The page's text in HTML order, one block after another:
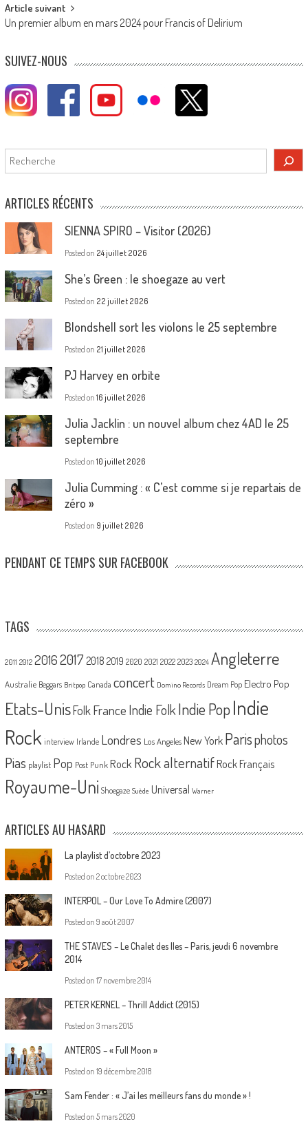
Article suivant
Un premier album en mars 2024 pour Francis of Delirium
SUIVEZ-NOUS
Rechercher
ARTICLES RÉCENTS
SIENNA SPIRO – Visitor (2026)
Posted on 24 juillet 2026
She’s Green : le shoegaze au vert
Posted on 22 juillet 2026
Blondshell sort les violons le 25 septembre
Posted on 21 juillet 2026
PJ Harvey en orbite
Posted on 16 juillet 2026
Julia Jacklin : un nouvel album chez 4AD le 25
septembre
Posted on 10 juillet 2026
Julia Cumming : « C’est comme si je repartais de
zéro »
Posted on 9 juillet 2026
PENDANT CE TEMPS SUR FACEBOOK
TAGS
2011 2012 20162017 2018 2019 2020 2021 2022 2023 2024 Angleterre
Australie Beggars Britpop Canada concert Domino Records Dream Pop Electro Pop
Etats-UnisFolk France Indie Folk Indie PopIndie
Rock interview Irlande Londres Los Angeles New York Parisphotos
Pias playlist Pop Post Punk Rock Rock alternatif Rock Français
Royaume-Uni Shoegaze Suède Universal Warner
ARTICLES AU HASARD
La playlist d’octobre 2023
Posted on 2 octobre 2023
INTERPOL – Our Love To Admire (2007)
Posted on 9 août 2007
THE STAVES – Le Chalet des Iles – Paris, jeudi 6 novembre
2014
Posted on 17 novembre 2014
PETER KERNEL – Thrill Addict (2015)
Posted on 3 mars 2015
ANTEROS – « Full Moon »
Posted on 19 décembre 2018
Sam Fender : « J’ai les meilleurs fans du monde » !
Posted on 5 mars 2020